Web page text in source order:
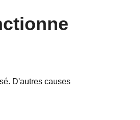
D'autres causes